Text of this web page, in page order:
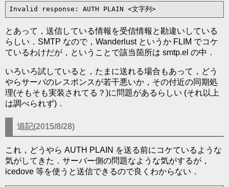
Invalid response: AUTH PLAIN <文字列>
とあって，送信している情報を受信情報と勘違いしている
らしい．SMTP なので，Wanderlust というか FLIM でコケ
ているわけだが，ということで該当箇所は smtp.el の中．
いろいろ試していると，たまに送れる場合もあって，どう
やらサーバのレスポンスが若干悪いか，その付近の同期処
理(そもそも実装されてる？)に問題があるらしい (それ以上
は調べられず)．
追記(2015/8/28)
これ，どうやら AUTH PLAIN を送る前にコケているような
気がしてきた．サーバー側の問題なような気がするが，
icedove 等を使うと送信できるので良くわからない．